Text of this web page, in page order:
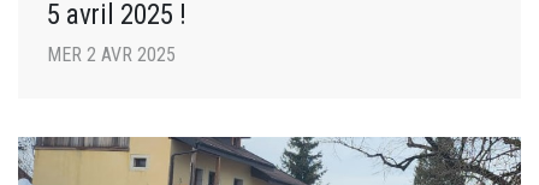
5 avril 2025 !
MER 2 AVR 2025